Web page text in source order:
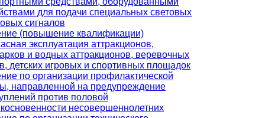
для подачи специальных световых
сигналов
(повышение квалификации)
эксплуатация аттракционов,
и водных аттракционов, веревочных
детских игровых и спортивных площадок
по организации профилактической
направленной на предупреждение
против половой
несовершеннолетних